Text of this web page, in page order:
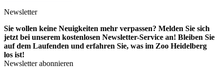
Newsletter
Sie wollen keine Neuigkeiten mehr verpassen? Melden Sie sich
jetzt bei unserem kostenlosen Newsletter-Service an! Bleiben Sie
auf dem Laufenden und erfahren Sie, was im Zoo Heidelberg
los ist!
Newsletter abonnieren